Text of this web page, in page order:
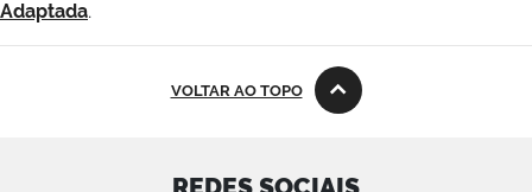
Adaptada.
VOLTAR AO TOPO